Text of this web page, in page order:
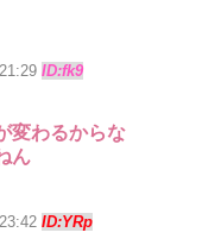
ID:fk9
変わるからな
ん
ID:YRp